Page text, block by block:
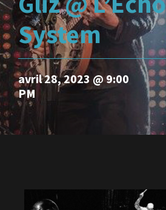
System
avril 28, 2023 @ 9:00
PM